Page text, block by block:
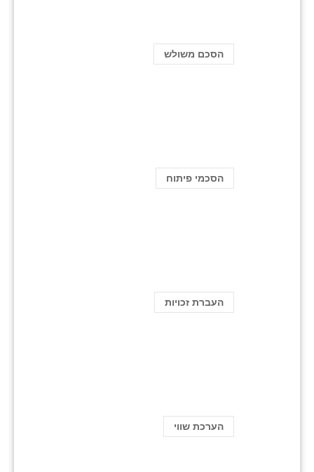
הסכם משולש
הסכמי פיתוח
העברת זכויות
הערכת שווי